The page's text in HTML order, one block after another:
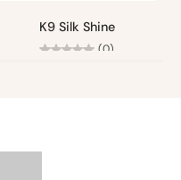
K9 Silk Shine
(0)